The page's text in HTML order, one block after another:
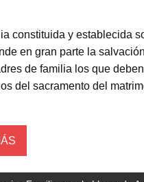
constituida y establecida
en gran parte la
de familia los que
del sacramento del